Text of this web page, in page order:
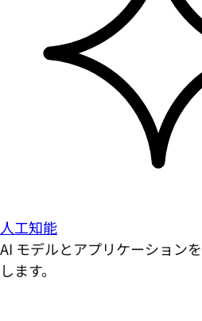
人工知能
AI モデルとアプリケーション
します。